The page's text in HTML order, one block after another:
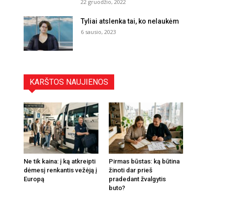
22 gruodžio, 2022
Tyliai atslenka tai, ko nelaukėm
6 sausio, 2023
KARŠTOS NAUJIENOS
Ne tik kaina: į ką atkreipti
dėmesį renkantis vežėją į
Europą
Pirmas būstas: ką būtina
žinoti dar prieš
pradedant žvalgytis
buto?